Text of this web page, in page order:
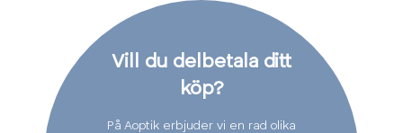
Vill du delbetala ditt
köp?
På Aoptik erbjuder vi en rad olika